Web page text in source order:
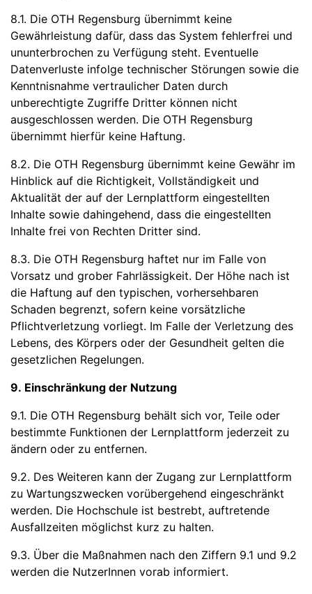
8.1. Die OTH Regensburg übernimmt keine
Gewährleistung dafür, dass das System fehlerfrei und
ununterbrochen zu Verfügung steht. Eventuelle
Datenverluste infolge technischer Störungen sowie die
Kenntnisnahme vertraulicher Daten durch
unberechtigte Zugriffe Dritter können nicht
ausgeschlossen werden. Die OTH Regensburg
übernimmt hierfür keine Haftung.
8.2. Die OTH Regensburg übernimmt keine Gewähr im
Hinblick auf die Richtigkeit, Vollständigkeit und
Aktualität der auf der Lernplattform eingestellten
Inhalte sowie dahingehend, dass die eingestellten
Inhalte frei von Rechten Dritter sind.
8.3. Die OTH Regensburg haftet nur im Falle von
Vorsatz und grober Fahrlässigkeit. Der Höhe nach ist
die Haftung auf den typischen, vorhersehbaren
Schaden begrenzt, sofern keine vorsätzliche
Pflichtverletzung vorliegt. Im Falle der Verletzung des
Lebens, des Körpers oder der Gesundheit gelten die
gesetzlichen Regelungen.
9. Einschränkung der Nutzung
9.1. Die OTH Regensburg behält sich vor, Teile oder
bestimmte Funktionen der Lernplattform jederzeit zu
ändern oder zu entfernen.
9.2. Des Weiteren kann der Zugang zur Lernplattform
zu Wartungszwecken vorübergehend eingeschränkt
werden. Die Hochschule ist bestrebt, auftretende
Ausfallzeiten möglichst kurz zu halten.
9.3. Über die Maßnahmen nach den Ziffern 9.1 und 9.2
werden die NutzerInnen vorab informiert.